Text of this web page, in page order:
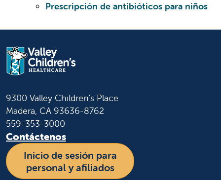
Prescripción de antibióticos para niños
9300 Valley Children's Place
Madera, CA 93636-8762
559-353-3000
Contáctenos
Inicio de sesión para
personal y afiliados